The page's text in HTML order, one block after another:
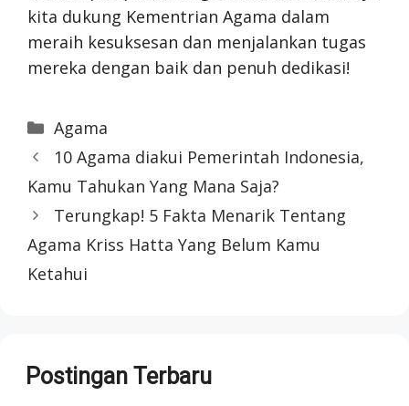
kita dukung Kementrian Agama dalam
meraih kesuksesan dan menjalankan tugas
mereka dengan baik dan penuh dedikasi!
Categories
Agama
10 Agama diakui Pemerintah Indonesia,
Kamu Tahukan Yang Mana Saja?
Terungkap! 5 Fakta Menarik Tentang
Agama Kriss Hatta Yang Belum Kamu
Ketahui
Postingan Terbaru